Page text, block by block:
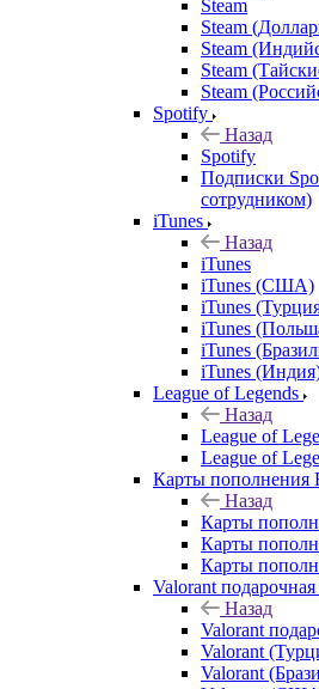
Steam
Steam
Steam
Steam
Steam
Spotify
Назад
Spotify
Подписки
сотрудником)
iTunes
Назад
iTunes
iTunes (США)
iTunes
iTunes
iTunes
iTunes
League of Legends
Назад
League of
League of
Карты пополнения
Назад
Карты
Карты
Карты
Valorant подарочная
Назад
Valorant
Valorant
Valorant